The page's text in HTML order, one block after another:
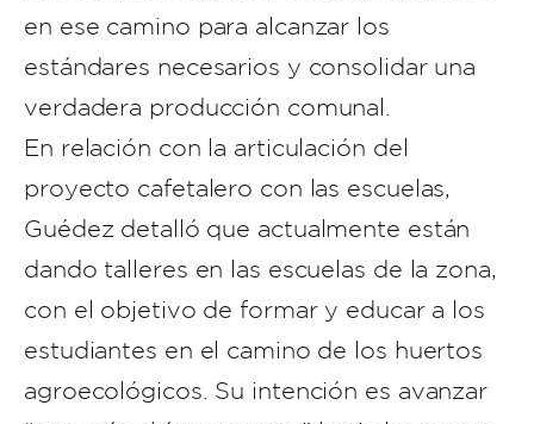
en ese camino para alcanzar los
estándares necesarios y consolidar una
verdadera producción comunal.
En relación con la articulación del
proyecto cafetalero con las escuelas,
Guédez detalló que actualmente están
dando talleres en las escuelas de la zona,
con el objetivo de formar y educar a los
estudiantes en el camino de los huertos
agroecológicos. Su intención es avanzar